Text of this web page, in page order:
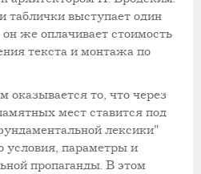
таблички выступает один
же оплачивает стоимость
текста и монтажа по
то, что через
мест ставится под
лексики"
условия, параметры и
пропаганды. В этом